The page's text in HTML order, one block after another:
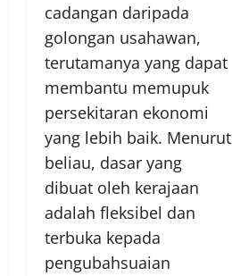
cadangan daripada
golongan usahawan,
terutamanya yang dapat
membantu memupuk
persekitaran ekonomi
yang lebih baik. Menurut
beliau, dasar yang
dibuat oleh kerajaan
adalah fleksibel dan
terbuka kepada
pengubahsuaian